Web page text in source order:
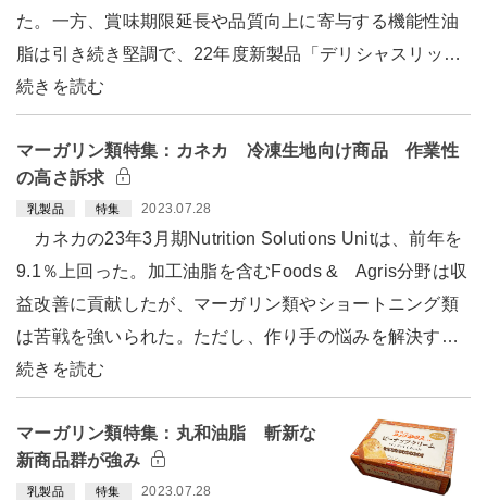
た。一方、賞味期限延長や品質向上に寄与する機能性油
脂は引き続き堅調で、22年度新製品「デリシャスリッ…
続きを読む
マーガリン類特集：カネカ 冷凍生地向け商品 作業性
の高さ訴求
乳製品 特集 2023.07.28
カネカの23年3月期Nutrition Solutions Unitは、前年を
9.1％上回った。加工油脂を含むFoods & Agris分野は収
益改善に貢献したが、マーガリン類やショートニング類
は苦戦を強いられた。ただし、作り手の悩みを解決す…
続きを読む
マーガリン類特集：丸和油脂 斬新な
新商品群が強み
乳製品 特集 2023.07.28